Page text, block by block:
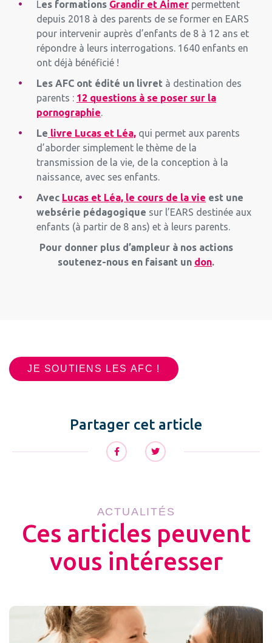
Les formations Grandir et Aimer permettent
depuis 2018 à des parents de se former en EARS
pour intervenir auprès d’enfants de 8 à 12 ans et
répondre à leurs interrogations. 1640 enfants en
ont déjà bénéficié !
Les AFC ont édité un livret à destination des
parents : 12 questions à se poser sur la
pornographie.
Le livre Lucas et Léa, qui permet aux parents
d’aborder simplement le thème de la
transmission de la vie, de la conception à la
naissance, avec ses enfants.
Avec Lucas et Léa, le cours de la vie est une
websérie pédagogique sur l’EARS destinée aux
enfants (à partir de 8 ans) et à leurs parents.
Pour donner plus d’ampleur à nos actions
soutenez-nous en faisant un don.
JE SOUTIENS LES AFC !
Partager cet article
ACTUALITÉS
Ces articles peuvent
vous intéresser